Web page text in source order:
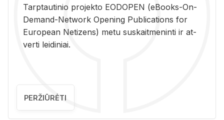
Tarp­tau­ti­nio pro­jek­to EO­DO­PEN (eBo­oks-On-
De­mand-Ne­twork Ope­ning Pub­li­ca­tions for
Eu­ro­pe­an Ne­ti­zens) metu su­skait­me­nin­ti ir at­
ver­ti lei­di­niai.
PERŽIŪRĖTI